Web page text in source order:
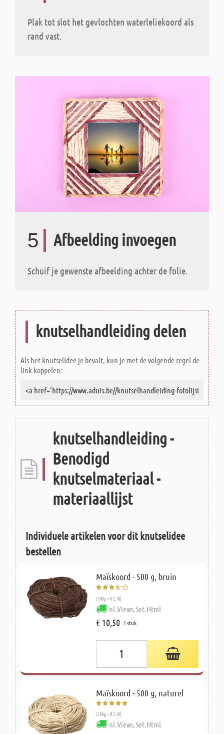
Plak tot slot het gevlochten waterleliekoord als
rand vast.
5 Afbeelding invoegen
Schuif je gewenste afbeelding achter de folie.
knutselhandleiding delen
Als het knutselidee je bevalt, kun je met de volgende regel de
link koppelen:
knutselhandleiding -
Benodigd
knutselmateriaal -
materiaallijst
Individuele artikelen voor dit knutselidee
bestellen
Maïskoord - 500 g, bruin
(100g = € 2,10)
nl.Views.Set.Html
€ 10,50 1 stuk
Maïskoord - 500 g, naturel
(100g = € 2,10)
nl.Views.Set.Html